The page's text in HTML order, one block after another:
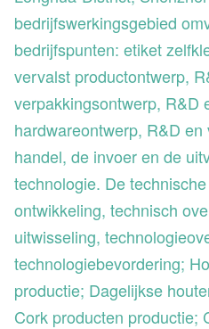
bedrijfswerkingsgebied
bedrijfspunten: etiket
vervalst productontwerp,
verpakkingsontwerp, R&D
hardwareontwerp, R&D
handel, de invoer en de
technologie. De
ontwikkeling, technisch
uitwisseling,
technologiebevordering;
productie; Dagelijkse
Cork producten productie;